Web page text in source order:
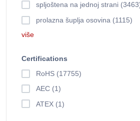
spljoštena na jednoj strani
prolazna šuplja osovina (1115)
više
Certifications
RoHS (17755)
AEC (1)
ATEX (1)